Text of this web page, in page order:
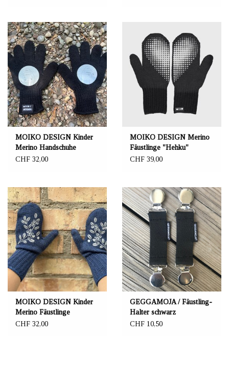
MOIKO DESIGN Kinder
Merino Handschuhe
"Mörkö"
CHF 32,00
MOIKO DESIGN Merino
Fäustlinge "Hehku"
CHF 39,00
MOIKO DESIGN Kinder
Merino Fäustlinge
"Blueberry" blau/weiss
CHF 32,00
GEGGAMOJA / Fäustling-
Halter schwarz
CHF 10,50